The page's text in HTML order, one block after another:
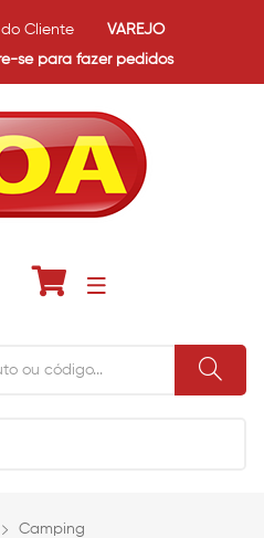
se para fazer pedidos
Cliente VAREJO
Camping